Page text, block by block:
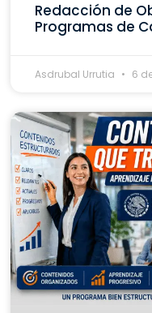
Redacción de
Programas de
Asdrubal Urrutia 6